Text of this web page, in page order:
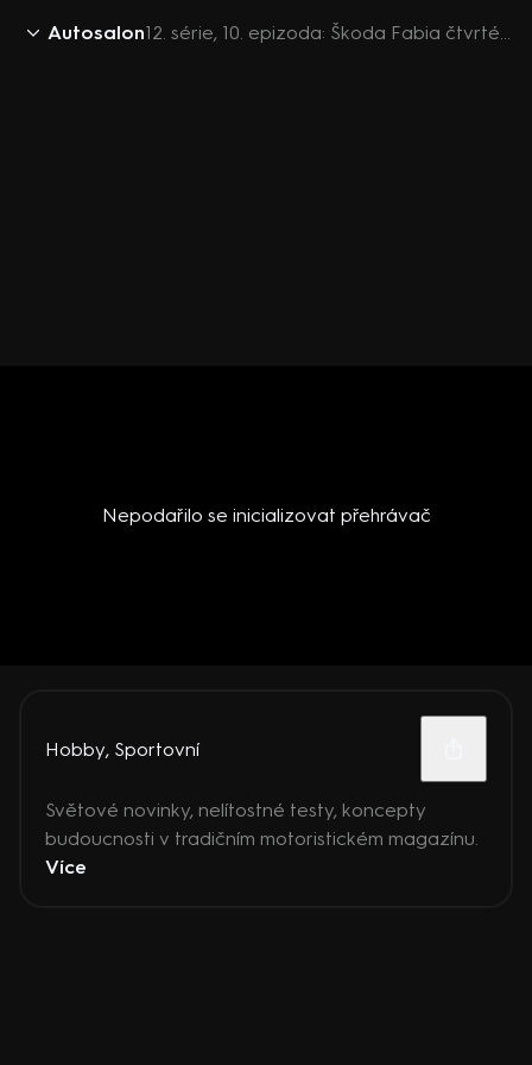
Autosalon 12. série, 10. epizoda: Škoda Fabia čtvrté generace, Ford explorer platinum a Toyota Rav4 Plug-in hybrid selection
Nepodařilo se inicializovat přehrávač
Hobby, Sportovní
Světové novinky, nelítostné testy, koncepty
budoucnosti v tradičním motoristickém magazínu.
Více